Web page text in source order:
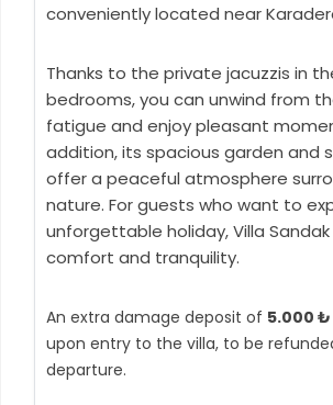
conveniently located near
Thanks to the private jacuzzis in
bedrooms, you can unwind from
fatigue and enjoy pleasant
addition, its spacious garden and
offer a peaceful atmosphere
nature. For guests who want to
unforgettable holiday, Villa
comfort and tranquility.
An extra damage deposit of 5.000 ₺
upon entry to the villa, to be
departure.